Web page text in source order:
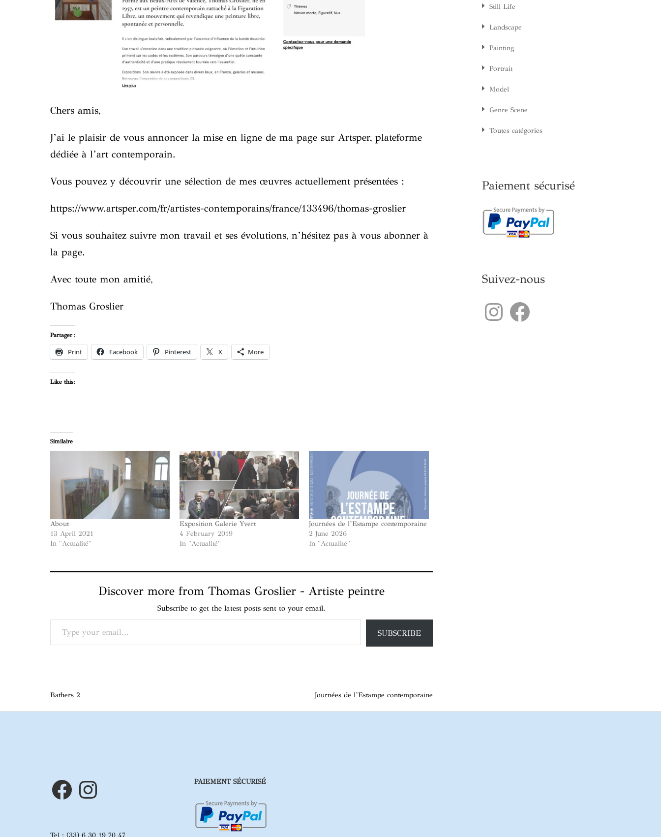
Chers amis,
J’ai le plaisir de vous annoncer la mise en ligne de ma page sur Artsper, plateforme
dédiée à l’art contemporain.
Vous pouvez y découvrir une sélection de mes œuvres actuellement présentées :
https://www.artsper.com/fr/artistes-contemporains/france/133496/thomas-groslier
Si vous souhaitez suivre mon travail et ses évolutions, n’hésitez pas à vous abonner à
la page.
Avec toute mon amitié,
Thomas Groslier
Partager :
Print Facebook Pinterest X More
Like this:
Similaire
About
13 April 2021
In "Actualité"
Exposition Galerie Yvert
4 February 2019
In "Actualité"
Journées de l’Estampe contemporaine
2 June 2026
In "Actualité"
Discover more from Thomas Groslier - Artiste peintre
Subscribe to get the latest posts sent to your email.
Type your email…
SUBSCRIBE
Post
navigation
Bathers 2 Journées de l’Estampe contemporaine
Still Life
Landscape
Painting
Portrait
Model
Genre Scene
Toutes catégories
Paiement sécurisé
Suivez-nous
Instagram Facebook
Facebook Instagram PAIEMENT SÉCURISÉ